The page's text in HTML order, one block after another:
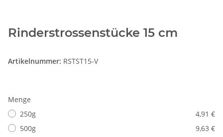
Rinderstrossenstücke 15 cm
Artikelnummer: RSTST15-V
Menge
250g
4,91 €
500g
9,63 €